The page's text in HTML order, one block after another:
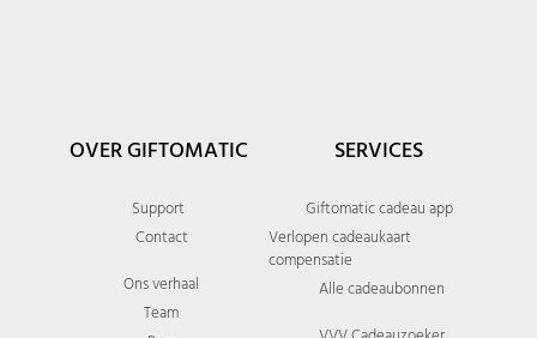
OVER GIFTOMATIC
Support
Contact
Ons verhaal
Team
SERVICES
Giftomatic cadeau app
Verlopen cadeaukaart
compensatie
Alle cadeaubonnen